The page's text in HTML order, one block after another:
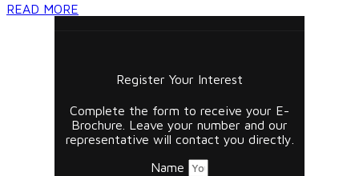
READ MORE
Register Your Interest
Complete the form to receive your E-
Brochure. Leave your number and our
representative will contact you directly.
Name